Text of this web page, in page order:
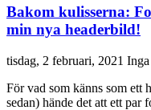
Bakom kulisserna:
min nya headerbild!
tisdag, 2 februari, 2021
För vad som känns som ett
sedan) hände det att ett par